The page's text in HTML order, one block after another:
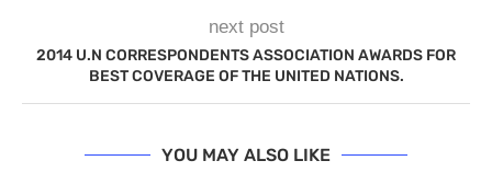
next post
2014 U.N CORRESPONDENTS ASSOCIATION AWARDS FOR
BEST COVERAGE OF THE UNITED NATIONS.
YOU MAY ALSO LIKE